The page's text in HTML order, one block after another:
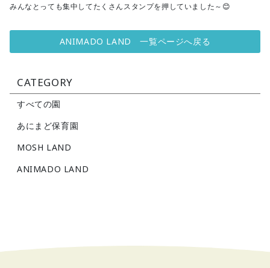
みんなとっても集中してたくさんスタンプを押していました～😊
ANIMADO LAND 一覧ページへ戻る
CATEGORY
すべての園
あにまど保育園
MOSH LAND
ANIMADO LAND